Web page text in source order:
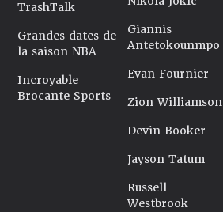
TrashTalk
Grandes dates de
la saison NBA
Incroyable
Brocante Sports
Giannis
Antetokounmpo
Evan Fournier
Zion Williamson
Devin Booker
Jayson Tatum
Russell
Westbrook